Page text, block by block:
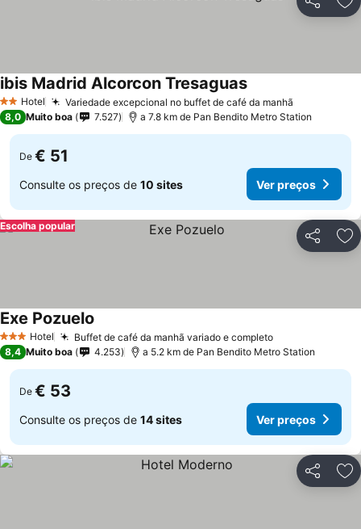
Partilhar
2 Estrelas
Hotel Variedade excepcional no buffet de café da manhã
ibis Madrid Alcorcon TresaguasVer preços
8,0 Muito boa 7.527 a 7.8 km de Pan Bendito Metro Station
De € 51
Consulte os preços de 10 sites Ver preços
Partilhar
Escolha popular
3 EstrelasHotel Buffet de café da manhã variado e completoVer preços
Exe Pozuelo
8,4 Muito boa 4.253 a 5.2 km de Pan Bendito Metro Station
De € 53
Consulte os preços de 14 sites Ver preços
Partilhar